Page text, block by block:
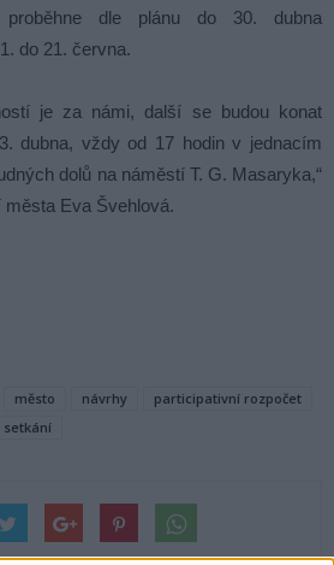
proběhne dle plánu do 30. dubna
do 21. června.
je za námi, další se budou konat
dubna, vždy od 17 hodin v jednacím
dolů na náměstí T. G. Masaryka,“
Eva Švehlová.
město návrhy
participativní rozpočet
setkání